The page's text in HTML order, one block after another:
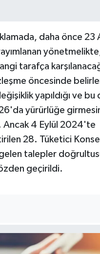
daha önce
tarafça
öncesinde
yapıldığı ve bu
yürürlüğe
Ancak 4 Eylül 2024'te
28. Tüketici
talepler
geçirildi.